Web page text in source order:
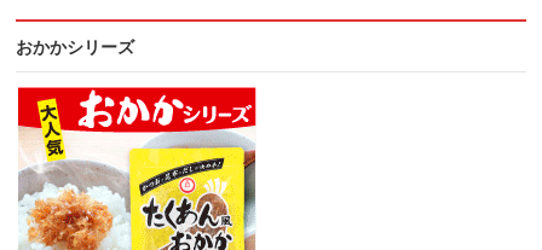
おかかシリーズ